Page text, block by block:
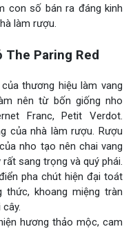
con số bán ra đáng kinh
làm rượu.
The Paring Red
thương hiệu làm vang
nên từ bốn giống nho
Franc, Petit Verdot.
của nhà làm rượu. Rượu
nho tạo nên chai vang
sang trọng và quý phái.
pha chút hiện đại toát
thức, khoang miệng tràn
hương thảo mộc, cam